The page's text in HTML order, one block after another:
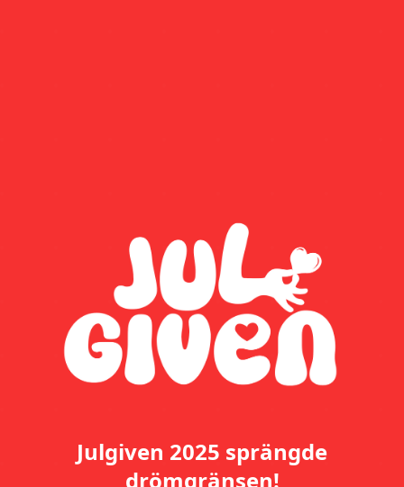
Julgiven 2025 sprängde
drömgränsen!